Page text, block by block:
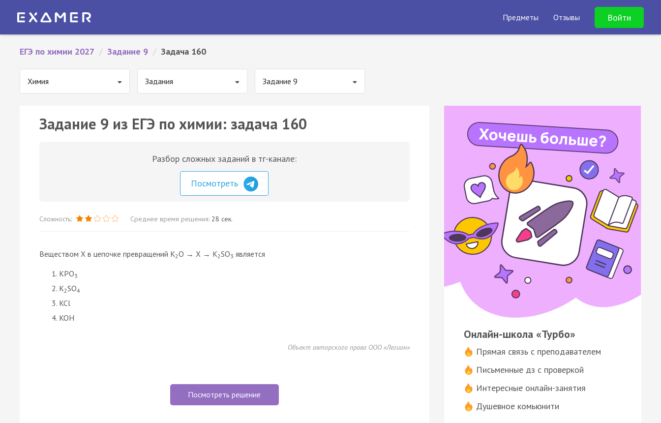
Предметы Отзывы Войти
ЕГЭ по химии 2027 / Задание 9 / Задача 160
Химия Задания Задание 9
Задание 9 из ЕГЭ по химии: задача 160
Разбор сложных заданий в тг-канале:
Посмотреть
Сложность: Среднее время решения: 28 сек.
Веществом Х в цепочке превращений K2O → X → K2SO3 является
KPO3
K2SO4
KCl
KOH
Объект авторского права ООО «Легион»
Посмотреть решение
Онлайн-школа «Турбо»
Прямая связь с преподавателем
Письменные дз с проверкой
Интересные онлайн-занятия
Душевное комьюнити